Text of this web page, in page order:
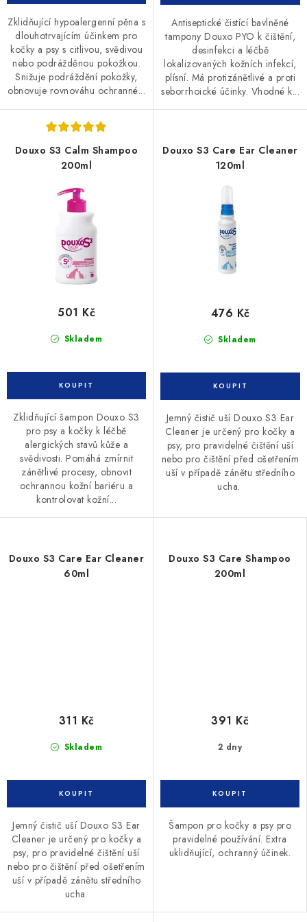
Zklidňující hypoalergenní pěna s
dlouhotrvajícím účinkem pro
kočky a psy s citlivou, svědivou
nebo podrážděnou pokožkou.
Snižuje podráždění pokožky,
obnovuje rovnováhu ochranné...
Antiseptické čistící bavlněné
tampony Douxo PYO k čištění,
desinfekci a léčbě
lokalizovaných kožních infekcí,
plísní. Má protizánětlivé a proti
seborrhoické účinky. Vhodné k...
Douxo S3 Calm Shampoo
200ml
Skladem
501 Kč
Zklidňující šampon Douxo S3
pro psy a kočky k léčbě
alergických stavů kůže a
svědivosti. Pomáhá zmírnit
zánětlivé procesy, obnovit
ochrannou kožní bariéru a
kontrolovat kožní...
Douxo S3 Care Ear Cleaner
120ml
Skladem
476 Kč
Jemný čistič uší Douxo S3 Ear
Cleaner je určený pro kočky a
psy, pro pravidelné čištění uší
nebo pro čištění před ošetřením
uší v případě zánětu středního
ucha.
Douxo S3 Care Ear Cleaner
60ml
Skladem
311 Kč
Jemný čistič uší Douxo S3 Ear
Cleaner je určený pro kočky a
psy, pro pravidelné čištění uší
nebo pro čištění před ošetřením
uší v případě zánětu středního
ucha.
Douxo S3 Care Shampoo
200ml
2 dny
391 Kč
Šampon pro kočky a psy pro
pravidelné používání. Extra
uklidňující, ochranný účinek.